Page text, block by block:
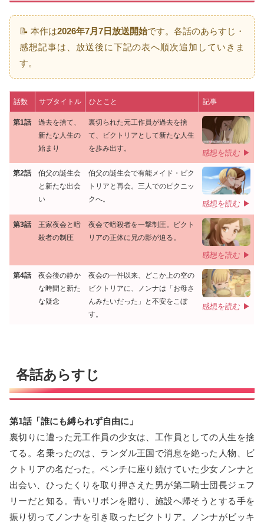
📝 本作は2026年7月7日放送開始です。各話のあらすじ・
感想記事は、放送後に下記の表へ順次追加していきま
す。
話数 サブタイトル ひとこと 記事
第1話
過去を捨て、
新たな人生の
始まり
裏切られた元工作員が過去を捨
て、ビクトリアとして新たな人生
を歩み出す。
感想を読む ▶
第2話
伯父の誕生会
と新たな出会
い
伯父の誕生会で有能メイド・ビク
トリアと再会。三人でのピクニッ
クへ。
感想を読む ▶
第3話
王家夜会と暗
殺者の制圧
夜会で暗殺者を一撃制圧。ビクト
リアの正体に兄の影が迫る。
感想を読む ▶
第4話
夜会後の静か
な時間と新た
な疑念
夜会の一件以来、どこか上の空の
ビクトリアに、ノンナは「お母さ
んみたいだった」と不安をこぼ
す。
感想を読む ▶
各話あらすじ
第1話「誰にも縛られず自由に」
裏切りに遭った元工作員の少女は、工作員としての人生を捨
てる。名乗ったのは、ランダル王国で消息を絶った人物、ビ
クトリアの名だった。ベンチに座り続けていた少女ノンナと
出会い、ひったくりを取り押さえた男が第二騎士団長ジェフ
リーだと知る。青いリボンを贈り、施設へ帰そうとする手を
振り切ってノンナを引き取ったビクトリア。ノンナがビッキ